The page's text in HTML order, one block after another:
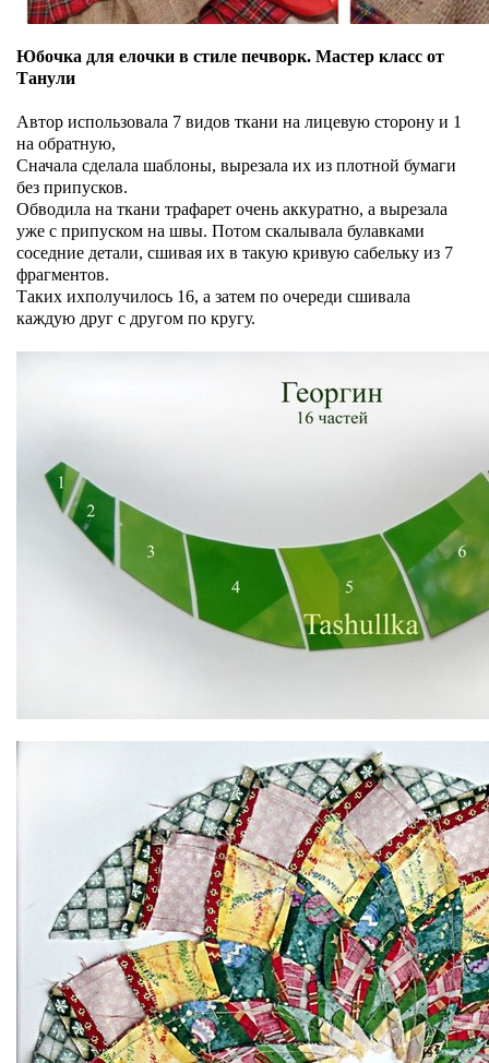
Юбочка для елочки в стиле печворк. Мастер класс от
Танули
Автор использовала 7 видов ткани на лицевую сторону и 1
на обратную,
Сначала сделала шаблоны, вырезала их из плотной бумаги
без припусков.
Обводила на ткани трафарет очень аккуратно, а вырезала
уже с припуском на швы. Потом скалывала булавками
соседние детали, сшивая их в такую кривую сабельку из 7
фрагментов.
Таких ихполучилось 16, а затем по очереди сшивала
каждую друг с другом по кругу.